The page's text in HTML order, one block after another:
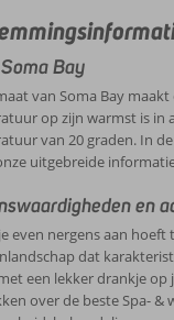
Bay
van Soma Bay
op zijn warmst is in
van 20 graden. In
uitgebreide
en
even nergens aan
dat
een lekker drankje op
over de beste Spa-